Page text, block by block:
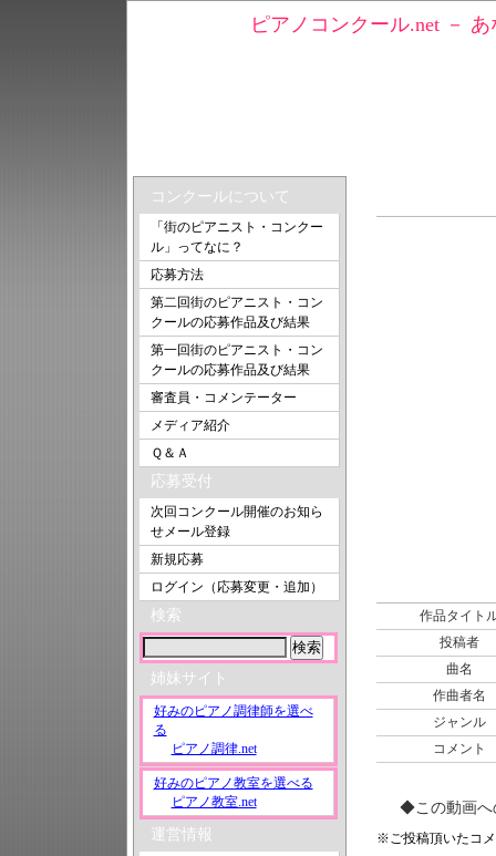
ピアノコンクール.net －
作品タイト
投稿者
曲名
作曲者名
ジャンル
コメント
◆この動画へ
※ご投稿頂いたコ
コンクールについて
「街のピアニスト・コンクー
ル」ってなに？
応募方法
第二回街のピアニスト・コン
クールの応募作品及び結果
第一回街のピアニスト・コン
クールの応募作品及び結果
審査員・コメンテーター
メディア紹介
Ｑ＆Ａ
応募受付
次回コンクール開催のお知ら
せメール登録
新規応募
ログイン（応募変更・追加）
検索
姉妹サイト
好みのピアノ調律師を選べ
る
ピアノ調律.net
好みのピアノ教室を選べる
ピアノ教室.net
運営情報